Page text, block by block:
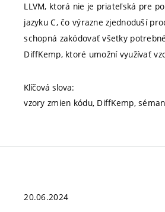
LLVM, ktorá nie je priateľská pre
jazyku C, čo výrazne zjednoduší
schopná zakódovať všetky
DiffKemp, ktoré umožní využívať
Klíčová slova:
vzory zmien kódu, DiffKemp,
20.06.2024